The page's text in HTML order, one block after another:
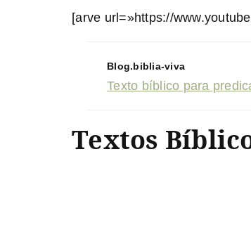
[arve url=»https://
Blog.biblia-viva
Texto bíblico para
Textos